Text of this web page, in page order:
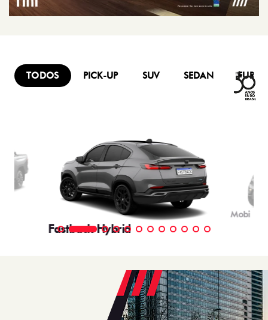
TODOS PICK-UP SUV SEDAN
Fastback Hybrid
Mobi